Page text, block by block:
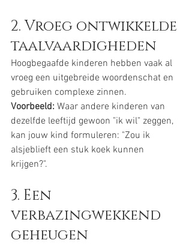
2. Vroeg ontwikkelde
taalvaardigheden
Hoogbegaafde kinderen hebben vaak al
vroeg een uitgebreide woordenschat en
gebruiken complexe zinnen.
Voorbeeld: Waar andere kinderen van
dezelfde leeftijd gewoon "ik wil" zeggen,
kan jouw kind formuleren: "Zou ik
alsjeblieft een stuk koek kunnen
krijgen?".
3. Een
verbazingwekkend
geheugen